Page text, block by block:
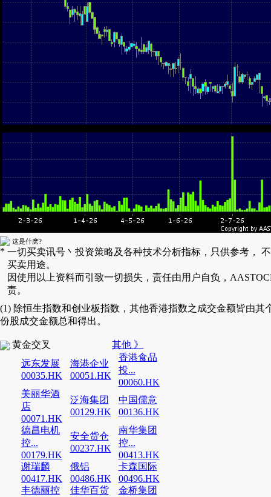
这是什麽?
* 一切买卖讯号丶投资策略及各种技术分析指标，只供参考，
买卖用途。
因使用以上资料而引致一切损失，责任由用户自负，
责。
(1) 除恒生指数和创业板指数，其他香港指数之成交金额皆由其
份股成交金额总和得出。
黄金交叉
其他 》
远东发展
00035.HK
海港企业
00051.HK
香港食品
投...
00060.HK
美丽华酒
店
00071.HK
泛海集团
00129.HK
中国儒意
00136.HK
德昌电机
控...
00179.HK
安全货仓
00237.HK
南华集团
控...
00413.HK
谢瑞麟
00417.HK
俄铝
00486.HK
卡森国际
00496.HK
丰德丽控
佳华百货
金桥集团